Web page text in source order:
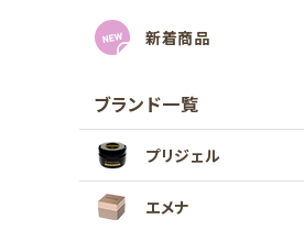
新着商品
ブランド一覧
プリジェル
エメナ